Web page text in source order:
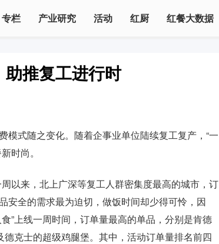
专栏 产业研究 活动 红厨 红餐大数据
推复工进行时
式随之变化。随着企事业单位陆续复工复产，“一
时尚。
以来，北上广深等复工人群密集度最高的城市，订
安全的需求最为迫切，做饭时间却少得可怜，因
”上线一周时间，订单量最高的单品，分别是肯德
克士的超级鸡腿堡。其中，活动订单量排名前四